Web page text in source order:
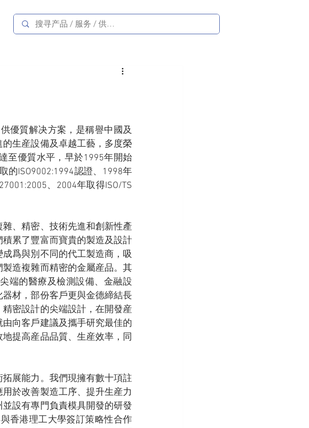
優質解决方案，是稱譽中國及
生産設備及卓越工藝，多度榮
至優質水平，早於1995年開始
的ISO9002:1994認證、1998年
、2004年取得ISO/TS
、精密、技術先進和創新性產
累了豐富而寶貴的製造及設計
爲與別不同的代工製造商，吸
造複雜而精密的金屬産品。其
端的醫療及檢測設備、金融設
材，部份客戶更與金德締結長
密設計的尖端設計，在開發産
向客戶建議及攜手研究最佳的
提高産品品質、生産效率，同
展能力。我們現擁有數十項註
於改善製造工序、提升生産力
設有專門負責模具開發的研發
香港理工大學簽訂策略性合作